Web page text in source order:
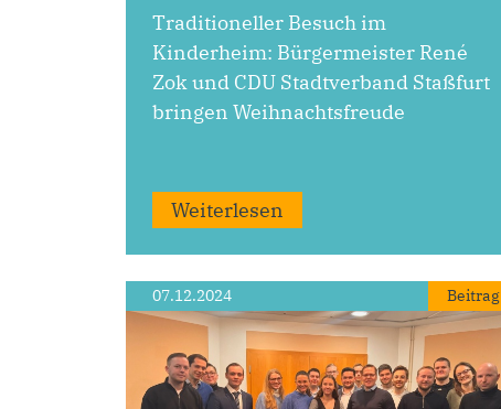
Traditioneller Besuch im
Kinderheim: Bürgermeister René
Zok und CDU Stadtverband Staßfurt
bringen Weihnachtsfreude
Weiterlesen
07.12.2024 Beitrag